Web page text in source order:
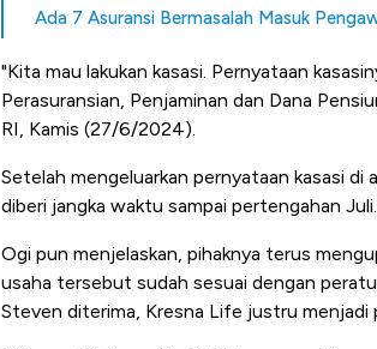
Ada 7 Asuransi Bermasalah Masuk
"Kita mau lakukan kasasi. Pernyataan
Perasuransian, Penjaminan dan Dana
RI, Kamis (27/6/2024).
Setelah mengeluarkan pernyataan kasasi di
diberi jangka waktu sampai pertengahan Juli.
Ogi pun menjelaskan, pihaknya terus
usaha tersebut sudah sesuai dengan
Steven diterima, Kresna Life justru